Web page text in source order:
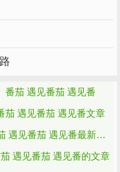
冒出了新绿嫩芽，
还要种点大蒜、
段浇上几滴酱油，
大碗。
的小丝瓜们长出
番茄 遇见番茄 遇见番
茄 遇见番茄 遇见番文章
番茄 遇见番茄 遇见番最新的文章
遇见番茄 遇见番的文章